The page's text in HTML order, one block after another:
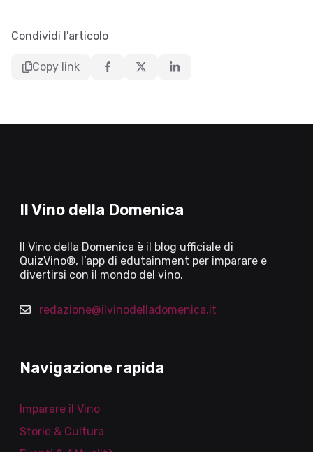
Condividi l'articolo
Copy link
Il Vino della Domenica
Il Vino della Domenica è il blog ufficiale di
QuizVino®, l’app di edutainment per imparare e
divertirsi con il mondo del vino.
redazione@ilvinodelladomenica.it
Navigazione rapida
Imparare il Vino
Storie & Cultura